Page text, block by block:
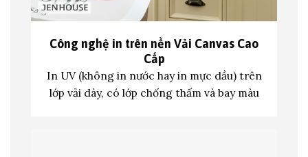
Công nghệ in trên nền Vải Canvas Cao
Cấp
In UV (không in nước hay in mực dầu) trên
lớp vải dày, có lớp chống thấm và bay màu